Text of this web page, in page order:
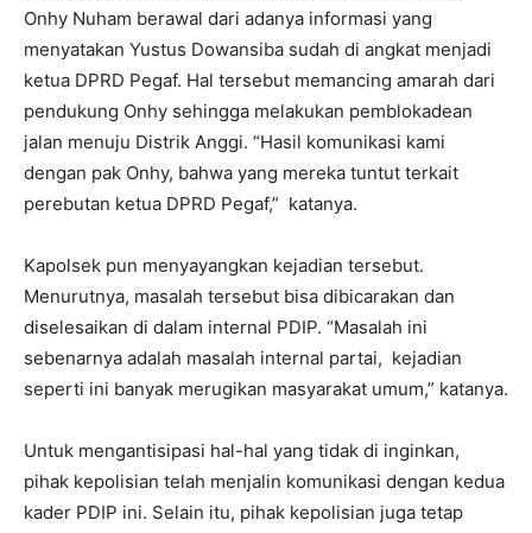
Onhy Nuham berawal dari adanya informasi yang
menyatakan Yustus Dowansiba sudah di angkat menjadi
ketua DPRD Pegaf. Hal tersebut memancing amarah dari
pendukung Onhy sehingga melakukan pemblokadean
jalan menuju Distrik Anggi. “Hasil komunikasi kami
dengan pak Onhy, bahwa yang mereka tuntut terkait
perebutan ketua DPRD Pegaf,” katanya.
Kapolsek pun menyayangkan kejadian tersebut.
Menurutnya, masalah tersebut bisa dibicarakan dan
diselesaikan di dalam internal PDIP. “Masalah ini
sebenarnya adalah masalah internal partai, kejadian
seperti ini banyak merugikan masyarakat umum,” katanya.
Untuk mengantisipasi hal-hal yang tidak di inginkan,
pihak kepolisian telah menjalin komunikasi dengan kedua
kader PDIP ini. Selain itu, pihak kepolisian juga tetap